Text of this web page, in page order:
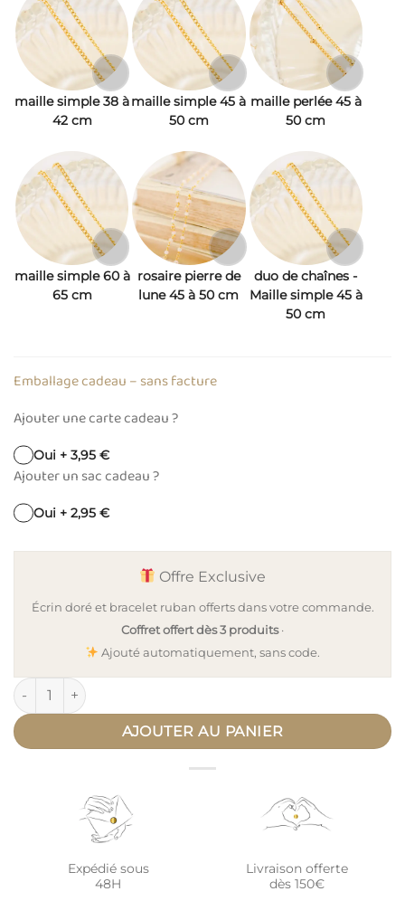
maille simple 38 à
42 cm
maille simple 45 à
50 cm
maille perlée 45 à
50 cm
maille simple 60 à
65 cm
rosaire pierre de
lune 45 à 50 cm
duo de chaînes -
Maille simple 45 à
50 cm
Emballage cadeau – sans facture
Ajouter une carte cadeau ?
Oui + 3,95 €
Ajouter un sac cadeau ?
Oui + 2,95 €
Offre Exclusive
Écrin doré et bracelet ruban offerts dans votre commande.
Coffret offert dès 3 produits·
Ajouté automatiquement, sans code.
quantité de Pendentif personnalisé médaille moon or lettre
AJOUTER AU PANIER
Expédié sous
48H
Livraison offerte
dès 150€